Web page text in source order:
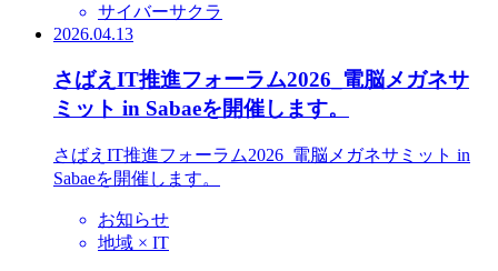
サイバーサクラ
2026.04.13
さばえIT推進フォーラム2026_電脳メガネサ
ミット in Sabaeを開催します。
さばえIT推進フォーラム2026_電脳メガネサミット in
Sabaeを開催します。
お知らせ
地域 × IT